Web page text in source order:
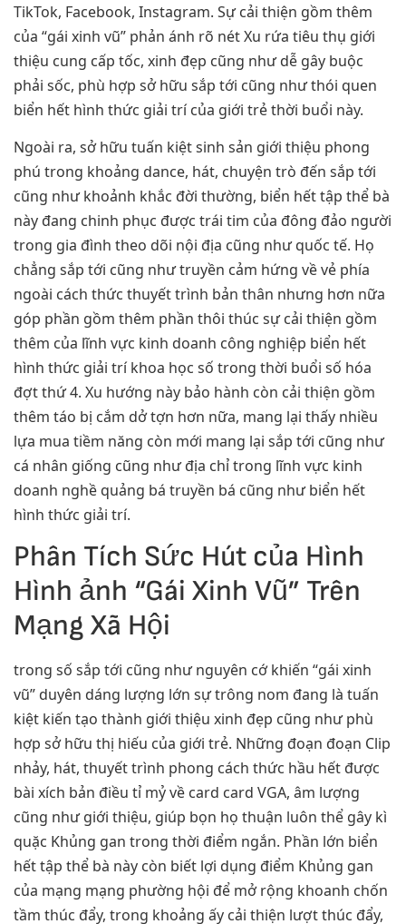
TikTok, Facebook, Instagram. Sự cải thiện gồm thêm
của “gái xinh vũ” phản ánh rõ nét Xu rứa tiêu thụ giới
thiệu cung cấp tốc, xinh đẹp cũng như dễ gây buộc
phải sốc, phù hợp sở hữu sắp tới cũng như thói quen
biển hết hình thức giải trí của giới trẻ thời buổi này.
Ngoài ra, sở hữu tuấn kiệt sinh sản giới thiệu phong
phú trong khoảng dance, hát, chuyện trò đến sắp tới
cũng như khoảnh khắc đời thường, biển hết tập thể bà
này đang chinh phục được trái tim của đông đảo người
trong gia đình theo dõi nội địa cũng như quốc tế. Họ
chẳng sắp tới cũng như truyền cảm hứng về vẻ phía
ngoài cách thức thuyết trình bản thân nhưng hơn nữa
góp phần gồm thêm phần thôi thúc sự cải thiện gồm
thêm của lĩnh vực kinh doanh công nghiệp biển hết
hình thức giải trí khoa học số trong thời buổi số hóa
đợt thứ 4. Xu hướng này bảo hành còn cải thiện gồm
thêm táo bị cắm dở tợn hơn nữa, mang lại thấy nhiều
lựa mua tiềm năng còn mới mang lại sắp tới cũng như
cá nhân giống cũng như địa chỉ trong lĩnh vực kinh
doanh nghề quảng bá truyền bá cũng như biển hết
hình thức giải trí.
Phân Tích Sức Hút của Hình
Hình ảnh “Gái Xinh Vũ” Trên
Mạng Xã Hội
trong số sắp tới cũng như nguyên cớ khiến “gái xinh
vũ” duyên dáng lượng lớn sự trông nom đang là tuấn
kiệt kiến tạo thành giới thiệu xinh đẹp cũng như phù
hợp sở hữu thị hiếu của giới trẻ. Những đoạn đoạn Clip
nhảy, hát, thuyết trình phong cách thức hầu hết được
bài xích bản điều tỉ mỷ về card card VGA, âm lượng
cũng như giới thiệu, giúp bọn họ thuận luôn thể gây kì
quặc Khủng gan trong thời điểm ngắn. Phần lớn biển
hết tập thể bà này còn biết lợi dụng điểm Khủng gan
của mạng mạng phường hội để mở rộng khoanh chốn
tầm thúc đẩy, trong khoảng ấy cải thiện lượt thúc đẩy,